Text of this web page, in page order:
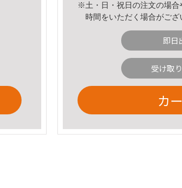
※土・日・祝日の注文の場合
時間をいただく場合がござ
即日
受け取
カ